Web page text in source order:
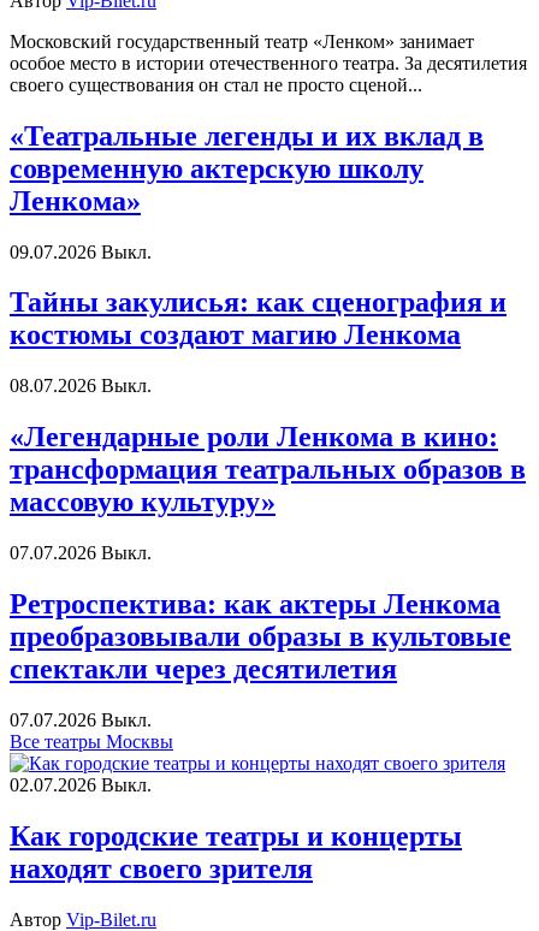
Московский государственный театр «Ленком» занимает
особое место в истории отечественного театра. За десятилетия
своего существования он стал не просто сценой...
«Театральные легенды и их вклад в
современную актерскую школу
Ленкома»
09.07.2026 Выкл.
Тайны закулисья: как сценография и
костюмы создают магию Ленкома
08.07.2026 Выкл.
«Легендарные роли Ленкома в кино:
трансформация театральных образов в
массовую культуру»
07.07.2026 Выкл.
Ретроспектива: как актеры Ленкома
преобразовывали образы в культовые
спектакли через десятилетия
07.07.2026 Выкл.
Все театры Москвы
02.07.2026 Выкл.
Как городские театры и концерты
находят своего зрителя
Автор Vip-Bilet.ru